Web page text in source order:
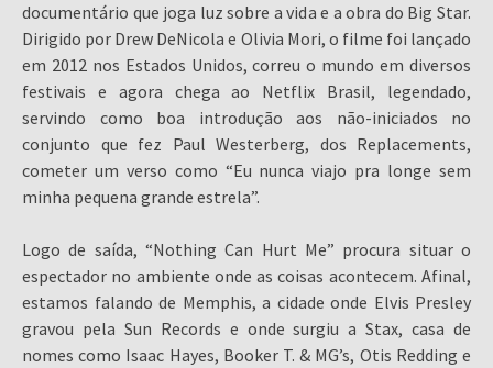
documentário que joga luz sobre a vida e a obra do Big Star.
Dirigido por Drew DeNicola e Olivia Mori, o filme foi lançado
em 2012 nos Estados Unidos, correu o mundo em diversos
festivais e agora chega ao Netflix Brasil, legendado,
servindo como boa introdução aos não-iniciados no
conjunto que fez Paul Westerberg, dos Replacements,
cometer um verso como “Eu nunca viajo pra longe sem
minha pequena grande estrela”.
Logo de saída, “Nothing Can Hurt Me” procura situar o
espectador no ambiente onde as coisas acontecem. Afinal,
estamos falando de Memphis, a cidade onde Elvis Presley
gravou pela Sun Records e onde surgiu a Stax, casa de
nomes como Isaac Hayes, Booker T. & MG’s, Otis Redding e